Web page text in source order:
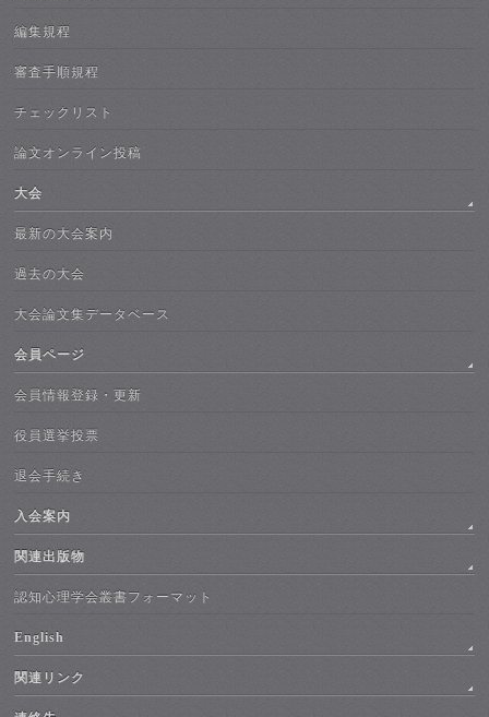
編集規程
審査手順規程
チェックリスト
論文オンライン投稿
大会
最新の大会案内
過去の大会
大会論文集データベース
会員ページ
会員情報登録・更新
役員選挙投票
退会手続き
入会案内
関連出版物
認知心理学会叢書フォーマット
English
関連リンク